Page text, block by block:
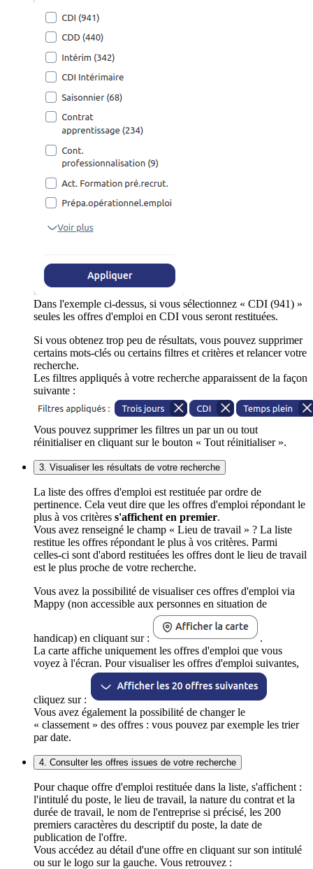
Dans l'exemple ci-dessus, si vous sélectionnez « CDI (941) »
seules les offres d'emploi en CDI vous seront restituées.
Si vous obtenez trop peu de résultats, vous pouvez supprimer
certains mots-clés ou certains filtres et critères et relancer votre
recherche.
Les filtres appliqués à votre recherche apparaissent de la façon
suivante :
Vous pouvez supprimer les filtres un par un ou tout
réinitialiser en cliquant sur le bouton « Tout réinitialiser ».
3. Visualiser les résultats de votre recherche
La liste des offres d'emploi est restituée par ordre de
pertinence. Cela veut dire que les offres d'emploi répondant le
plus à vos critères s'affichent en premier.
Vous avez renseigné le champ « Lieu de travail » ? La liste
restitue les offres répondant le plus à vos critères. Parmi
celles-ci sont d'abord restituées les offres dont le lieu de travail
est le plus proche de votre recherche.
Vous avez la possibilité de visualiser ces offres d'emploi via
Mappy (non accessible aux personnes en situation de
handicap) en cliquant sur :
.
La carte affiche uniquement les offres d'emploi que vous
voyez à l'écran. Pour visualiser les offres d'emploi suivantes,
cliquez sur :
Vous avez également la possibilité de changer le
« classement » des offres : vous pouvez par exemple les trier
par date.
4. Consulter les offres issues de votre recherche
Pour chaque offre d'emploi restituée dans la liste, s'affichent :
l'intitulé du poste, le lieu de travail, la nature du contrat et la
durée de travail, le nom de l'entreprise si précisé, les 200
premiers caractères du descriptif du poste, la date de
publication de l'offre.
Vous accédez au détail d'une offre en cliquant sur son intitulé
ou sur le logo sur la gauche. Vous retrouvez :